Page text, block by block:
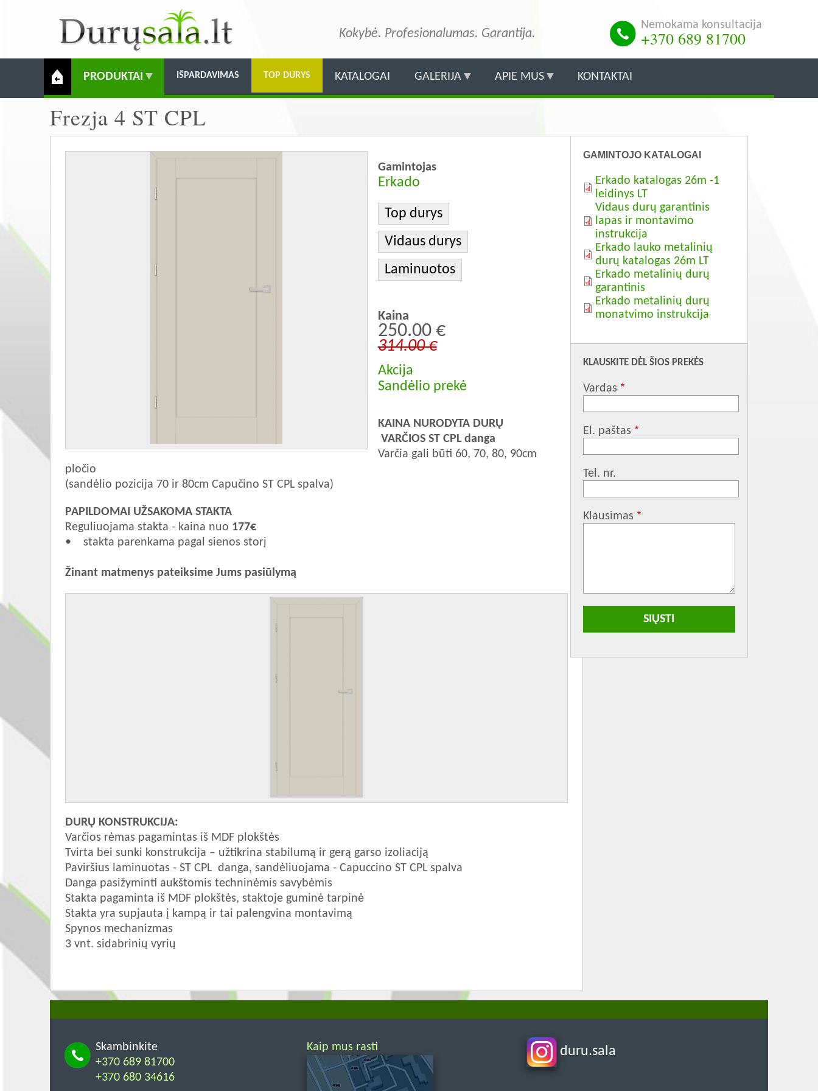
pagrindinį
Kokybė. Profesionalumas. Garantija.
Nemokama konsultacija
+370 689 81700
PRODUKTAI IŠPARDAVIMAS TOP DURYS KATALOGAI GALERIJA APIE MUS KONTAKTAI
Frezja 4 ST CPL
Gamintojas
Erkado
Top durys
Vidaus durys
Laminuotos
Kaina
250.00 €
314.00 €
Akcija
Sandėlio prekė
KAINA NURODYTA DURŲ
VARČIOS ST CPL danga
Varčia gali būti 60, 70, 80, 90cm
pločio
(sandėlio pozicija 70 ir 80cm Capučino ST CPL spalva)
PAPILDOMAI UŽSAKOMA STAKTA
Reguliuojama stakta - kaina nuo 177€
• stakta parenkama pagal sienos storį
Žinant matmenys pateiksime Jums pasiūlymą
DURŲ KONSTRUKCIJA:
Varčios rėmas pagamintas iš MDF plokštės
Tvirta bei sunki konstrukcija – užtikrina stabilumą ir gerą garso izoliaciją
Paviršius laminuotas - ST CPL danga, sandėliuojama - Capuccino ST CPL spalva
Danga pasižyminti aukštomis techninėmis savybėmis
Stakta pagaminta iš MDF plokštės, staktoje guminė tarpinė
Stakta yra supjauta į kampą ir tai palengvina montavimą
Spynos mechanizmas
3 vnt. sidabrinių vyrių
GAMINTOJO KATALOGAI
Erkado katalogas 26m -1
leidinys LT
Vidaus durų garantinis
lapas ir montavimo
instrukcija
Erkado lauko metalinių
durų katalogas 26m LT
Erkado metalinių durų
garantinis
Erkado metalinių durų
monatvimo instrukcija
KLAUSKITE DĖL ŠIOS PREKĖS
Vardas
El. paštas
Tel. nr.
Klausimas
Skambinkite
+370 689 81700
+370 680 34616
Kaip mus rasti duru.sala